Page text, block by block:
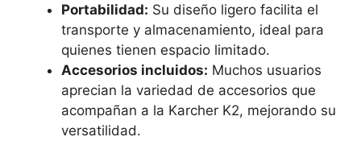
Portabilidad: Su diseño ligero facilita el
transporte y almacenamiento, ideal para
quienes tienen espacio limitado.
Accesorios incluidos: Muchos usuarios
aprecian la variedad de accesorios que
acompañan a la Karcher K2, mejorando su
versatilidad.